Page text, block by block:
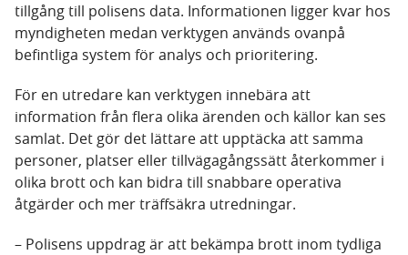
tillgång till polisens data. Informationen ligger kvar hos
myndigheten medan verktygen används ovanpå
befintliga system för analys och prioritering.
För en utredare kan verktygen innebära att
information från flera olika ärenden och källor kan ses
samlat. Det gör det lättare att upptäcka att samma
personer, platser eller tillvägagångssätt återkommer i
olika brott och kan bidra till snabbare operativa
åtgärder och mer träffsäkra utredningar.
– Polisens uppdrag är att bekämpa brott inom tydliga